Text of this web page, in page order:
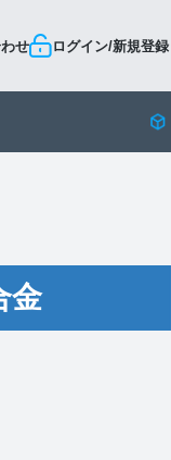
せ ログイン/新規登録
金